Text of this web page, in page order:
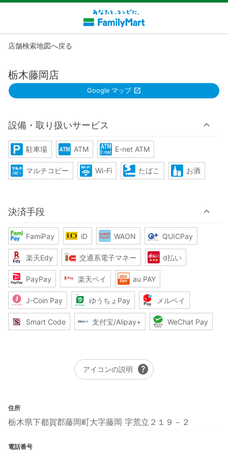
店舗検索地図へ戻る
栃木藤岡店
Google マップ
設備・取り扱いサービス
駐車場 ATM E-net ATM
マルチコピー Wi-Fi たばこ お酒
決済手段
FamiPay iD WAON QUICPay
楽天Edy 交通系電子マネー d払い
PayPay 楽天ペイ au PAY
J-Coin Pay ゆうちょPay メルペイ
Smart Code 支付宝/Alipay+ WeChat Pay
アイコンの説明 help
住所
栃木県下都賀郡藤岡町大字藤岡 字荒立２１９－２
電話番号